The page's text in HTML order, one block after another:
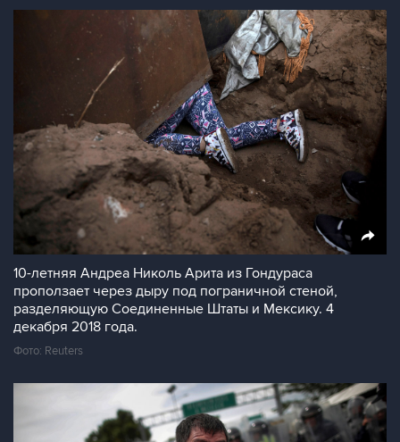
10-летняя Андреа Николь Арита из Гондураса
проползает через дыру под пограничной стеной,
разделяющую Соединенные Штаты и Мексику. 4
декабря 2018 года.
Фото: Reuters